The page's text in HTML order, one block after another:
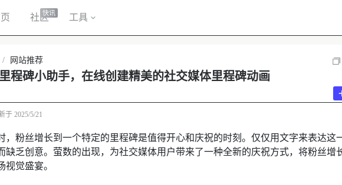
社区快讯 工具
/ 网站推荐
程碑小助手，在线创建精美的社交媒体里程碑动画
于2025/5/21
，粉丝增长到一个特定的里程碑是值得开心和庆祝的时刻。仅仅用文字来表达这
缺乏创意。萤数的出现，为社交媒体用户带来了一种全新的庆祝方式，将粉丝增
视觉盛宴。